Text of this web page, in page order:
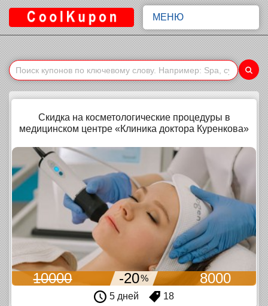
МЕНЮ
Скидка на косметологические процедуры в
медицинском центре «Клиника доктора Куренкова»
10000 -20% 8000
5 дней 18